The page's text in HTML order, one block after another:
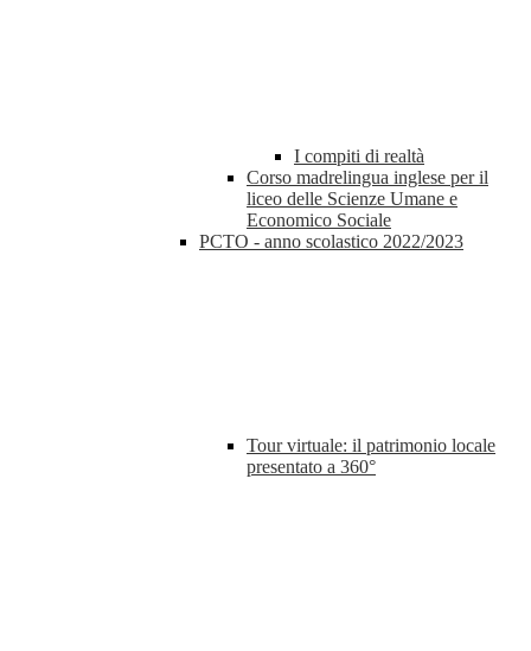
I compiti di realtà
Corso madrelingua inglese per il
liceo delle Scienze Umane e
Economico Sociale
PCTO - anno scolastico 2022/2023
Tour virtuale: il patrimonio locale
presentato a 360°